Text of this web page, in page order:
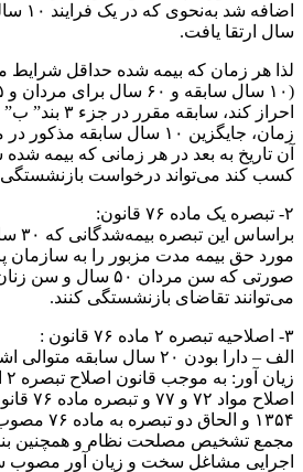
سال ارتقا یافت.
احراز کند،
آن تاریخ به بعد در هر زمانی که بیمه شده
کسب کند می‌تواند درخواست
۲- تبصره یک ماده ۷۶ قانون:
مورد حق بیمه مدت مزبور را به سازمان
می‌توانند تقاضای بازنشستگی کنند.
۳- اصلاحیه تبصره ۲ ماده ۷۶ قانون :
الف – دارا بودن ۲۰ سال
اصلاح